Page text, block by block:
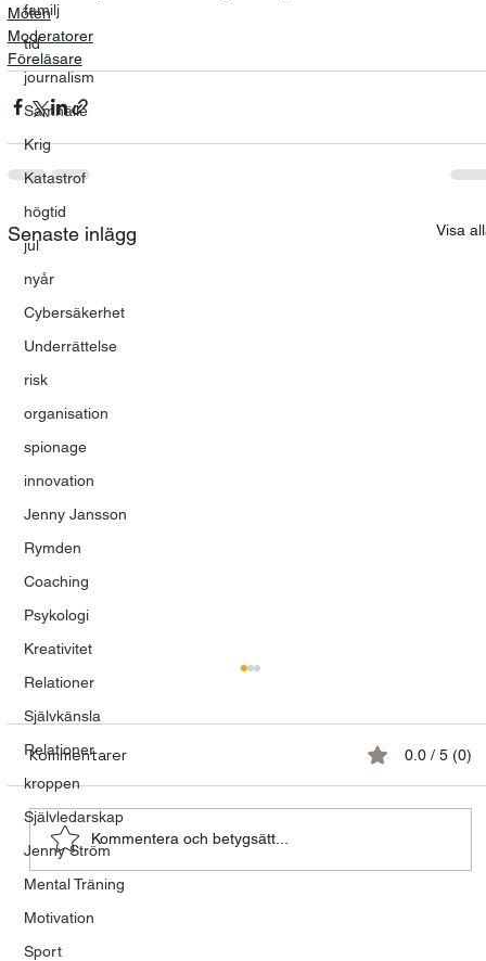
familj
tid
journalism
Samhälle
Krig
Katastrof
högtid
jul
nyår
Cybersäkerhet
Underrättelse
risk
organisation
spionage
innovation
Jenny Jansson
Rymden
Coaching
Psykologi
Kreativitet
Relationer
Självkänsla
Relationer
kroppen
Självledarskap
Jenny Ström
Mental Träning
Motivation
Sport
Möten
Moderatorer
Föreläsare
Senaste inlägg Visa
FÖRELÄSARNA - EN PLATTFORM FÖR
Kommentarer 0.0 / 5 (0)
Kommentera och betygsätt...